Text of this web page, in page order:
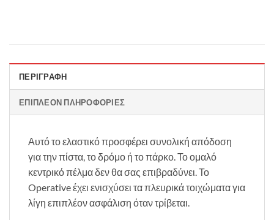
ΠΕΡΙΓΡΑΦΉ
ΕΠΙΠΛΈΟΝ ΠΛΗΡΟΦΟΡΊΕΣ
Αυτό το ελαστικό προσφέρει συνολική απόδοση
για την πίστα, το δρόμο ή το πάρκο. Το ομαλό
κεντρικό πέλμα δεν θα σας επιβραδύνει. Το
Operative έχει ενισχύσει τα πλευρικά τοιχώματα για
λίγη επιπλέον ασφάλιση όταν τρίβεται.